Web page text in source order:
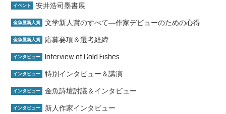
イベント 安井浩司墨書展
金魚屋新人賞 文学新人賞のすべて―作家デビューのための心得
金魚屋新人賞 応募要項＆選考経緯
インタビュー Interview of Gold Fishes
インタビュー 特別インタビュー＆講演
インタビュー 金魚詩壇討議＆インタビュー
インタビュー 新人作家インタビュー